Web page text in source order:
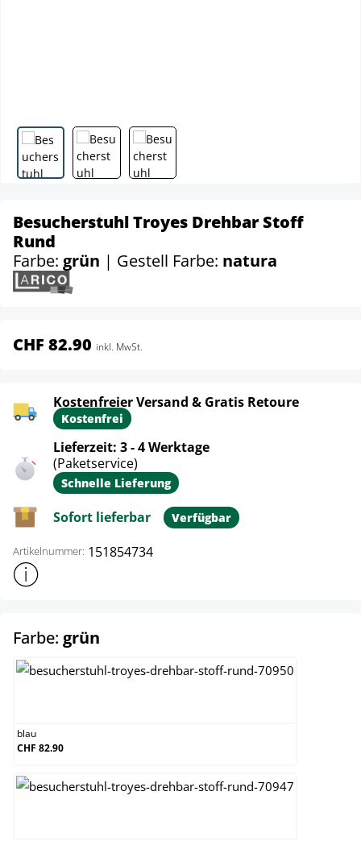
Besucherstuhl Troyes Drehbar Stoff
Rund
Farbe: grün | Gestell Farbe: natura
CHF 82.90 inkl. MwSt.
Kostenfreier Versand & Gratis Retoure
Kostenfrei
Lieferzeit: 3 - 4 Werktage
(Paketservice)
Schnelle Lieferung
Sofort lieferbar Verfügbar
Artikelnummer: 151854734
Weitere Produktinformationen anzeigen
Farbe: grün
blau
CHF 82.90